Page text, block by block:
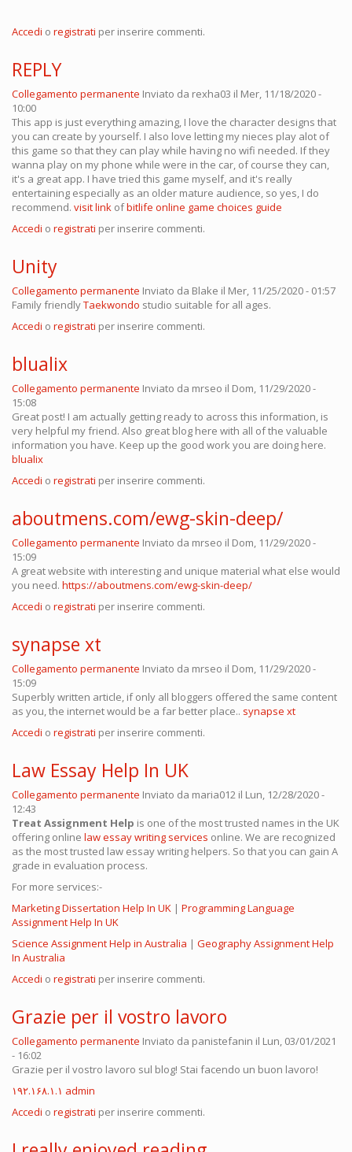
Accedi o registrati per inserire commenti.
REPLY
Collegamento permanente Inviato da rexha03 il Mer, 11/18/2020 -
10:00
This app is just everything amazing, I love the character designs that
you can create by yourself. I also love letting my nieces play alot of
this game so that they can play while having no wifi needed. If they
wanna play on my phone while were in the car, of course they can,
it's a great app. I have tried this game myself, and it's really
entertaining especially as an older mature audience, so yes, I do
recommend. visit link ofbitlife online game choices guide
Accedi o registrati per inserire commenti.
Unity
Collegamento permanente Inviato da Blake il Mer, 11/25/2020 - 01:57
Family friendlyTaekwondo studio suitable for all ages.
Accedi o registrati per inserire commenti.
blualix
Collegamento permanente Inviato da mrseo il Dom, 11/29/2020 -
15:08
Great post! I am actually getting ready to across this information, is
very helpful my friend. Also great blog here with all of the valuable
information you have. Keep up the good work you are doing here.
blualix
Accedi o registrati per inserire commenti.
aboutmens.com/ewg-skin-deep/
Collegamento permanente Inviato da mrseo il Dom, 11/29/2020 -
15:09
A great website with interesting and unique material what else would
you need. https://aboutmens.com/ewg-skin-deep/
Accedi o registrati per inserire commenti.
synapse xt
Collegamento permanente Inviato da mrseo il Dom, 11/29/2020 -
15:09
Superbly written article, if only all bloggers offered the same content
as you, the internet would be a far better place.. synapse xt
Accedi o registrati per inserire commenti.
Law Essay Help In UK
Collegamento permanente Inviato da maria012 il Lun, 12/28/2020 -
12:43
Treat Assignment Help is one of the most trusted names in the UK
offering online law essay writing services online. We are recognized
as the most trusted law essay writing helpers. So that you can gain A
grade in evaluation process.
For more services:-
Marketing Dissertation Help In UK | Programming Language
Assignment Help In UK
Science Assignment Help in Australia | Geography Assignment Help
In Australia
Accedi o registrati per inserire commenti.
Grazie per il vostro lavoro
Collegamento permanente Inviato da panistefanin il Lun, 03/01/2021
- 16:02
Grazie per il vostro lavoro sul blog! Stai facendo un buon lavoro!
۱۹۲.۱۶۸.۱.۱ admin
Accedi o registrati per inserire commenti.